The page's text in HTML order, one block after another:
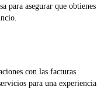
para asegurar que obtienes
con las facturas
para una experiencia